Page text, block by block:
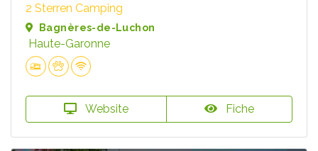
2 Sterren Camping
Bagnères-de-Luchon
Haute-Garonne
Website Fiche